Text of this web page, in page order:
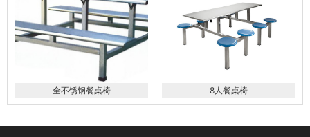
全不锈钢餐桌椅 8人餐桌椅